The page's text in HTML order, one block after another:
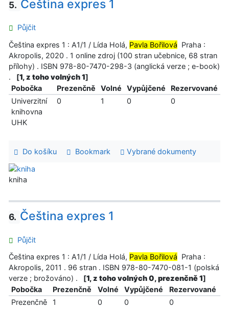
5. Čeština expres 1
Půjčit
Čeština expres 1 : A1/1 / Lída Holá, Pavla Bořilová Praha :
Akropolis, 2020 . 1 online zdroj (100 stran učebnice, 68 stran
přílohy) . ISBN 978-80-7470-298-3 (anglická verze ; e-book)
.
[1, z toho volných 1]
Pobočka
Prezenčně Volné Vypůjčené
Rezervované
Univerzitní
knihovna
UHK
0 1 0 0
Do košíku Bookmark Vybrané dokumenty
kniha
6. Čeština expres 1
Půjčit
Čeština expres 1 : A1/1 / Lída Holá, Pavla Bořilová Praha :
Akropolis, 2011 . 96 stran . ISBN 978-80-7470-081-1 (polská
verze ; brožováno) .
[1, z toho volných 0, prezenčně 1]
Pobočka
Prezenčně Volné Vypůjčené
Rezervované
Prezenčně
1 0 0 0